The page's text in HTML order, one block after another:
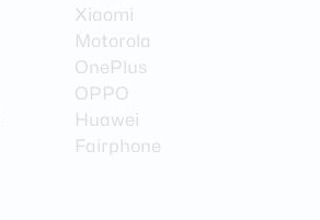
Xiaomi
Motorola
OnePlus
OPPO
Huawei
Fairphone